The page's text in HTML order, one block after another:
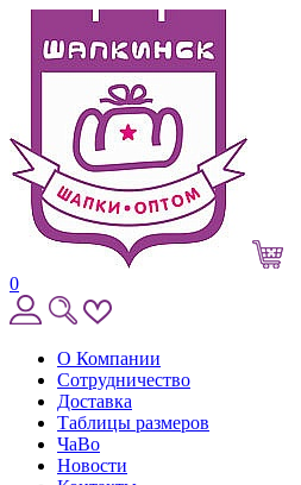
0
О Компании
Сотрудничество
Доставка
Таблицы размеров
ЧаВо
Новости